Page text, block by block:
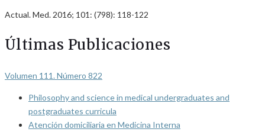
Actual. Med. 2016; 101: (798): 118-122
Últimas Publicaciones
Volumen 111. Número 822
Philosophy and science in medical undergraduates and
postgraduates curricula
Atención domiciliaria en Medicina Interna